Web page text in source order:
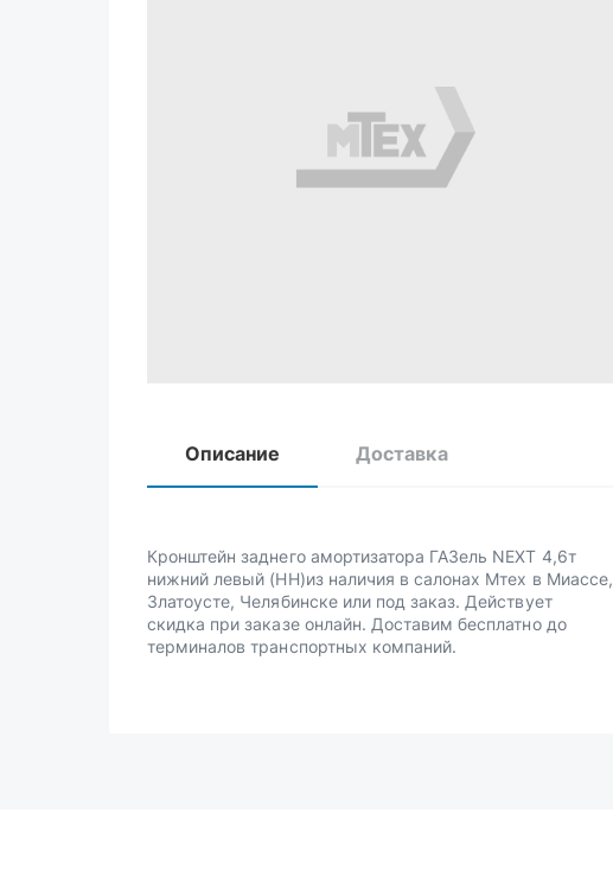
Описание Доставка
Кронштейн заднего амортизатора ГАЗель NEXT 4,6т
нижний левый (НН)из наличия в салонах Мтех в Миассе,
Златоусте, Челябинске или под заказ. Действует
скидка при заказе онлайн. Доставим бесплатно до
терминалов транспортных компаний.